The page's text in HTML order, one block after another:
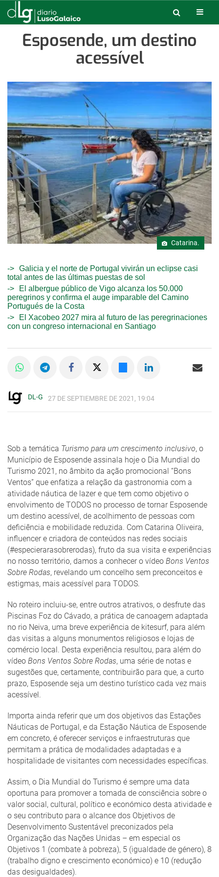
Esposende, um destino
acessível
Catarina.
Galicia y el norte de Portugal vivirán un eclipse casi
total antes de las últimas puestas de sol
El albergue público de Vigo alcanza los 50.000
peregrinos y confirma el auge imparable del Camino
Portugués de la Costa
El Xacobeo 2027 mira al futuro de las peregrinaciones
con un congreso internacional en Santiago
DL-G 27 DE SEPTIEMBRE DE 2021, 19:04
Sob a temática Turismo para um crescimento inclusivo, o
Município de Esposende assinala hoje o Dia Mundial do
Turismo 2021, no âmbito da ação promocional “Bons
Ventos” que enfatiza a relação da gastronomia com a
atividade náutica de lazer e que tem como objetivo o
envolvimento de TODOS no processo de tornar Esposende
um destino acessível, de acolhimento de pessoas com
deficiência e mobilidade reduzida. Com Catarina Oliveira,
influencer e criadora de conteúdos nas redes sociais
(#especierarasobrerodas), fruto da sua visita e experiências
no nosso território, damos a conhecer o vídeo Bons Ventos
Sobre Rodas, revelando um concelho sem preconceitos e
estigmas, mais acessível para TODOS.
No roteiro incluiu-se, entre outros atrativos, o desfrute das
Piscinas Foz do Cávado, a prática de canoagem adaptada
no rio Neiva, uma breve experiência de kitesurf, para além
das visitas a alguns monumentos religiosos e lojas de
comércio local. Desta experiência resultou, para além do
vídeo Bons Ventos Sobre Rodas, uma série de notas e
sugestões que, certamente, contribuirão para que, a curto
prazo, Esposende seja um destino turístico cada vez mais
acessível.
Importa ainda referir que um dos objetivos das Estações
Náuticas de Portugal, e da Estação Náutica de Esposende
em concreto, é oferecer serviços e infraestruturas que
permitam a prática de modalidades adaptadas e a
hospitalidade de visitantes com necessidades específicas.
Assim, o Dia Mundial do Turismo é sempre uma data
oportuna para promover a tomada de consciência sobre o
valor social, cultural, político e económico desta atividade e
o seu contributo para o alcance dos Objetivos de
Desenvolvimento Sustentável preconizados pela
Organização das Nações Unidas – em especial os
Objetivos 1 (combate à pobreza), 5 (igualdade de género), 8
(trabalho digno e crescimento económico) e 10 (redução
das desigualdades).